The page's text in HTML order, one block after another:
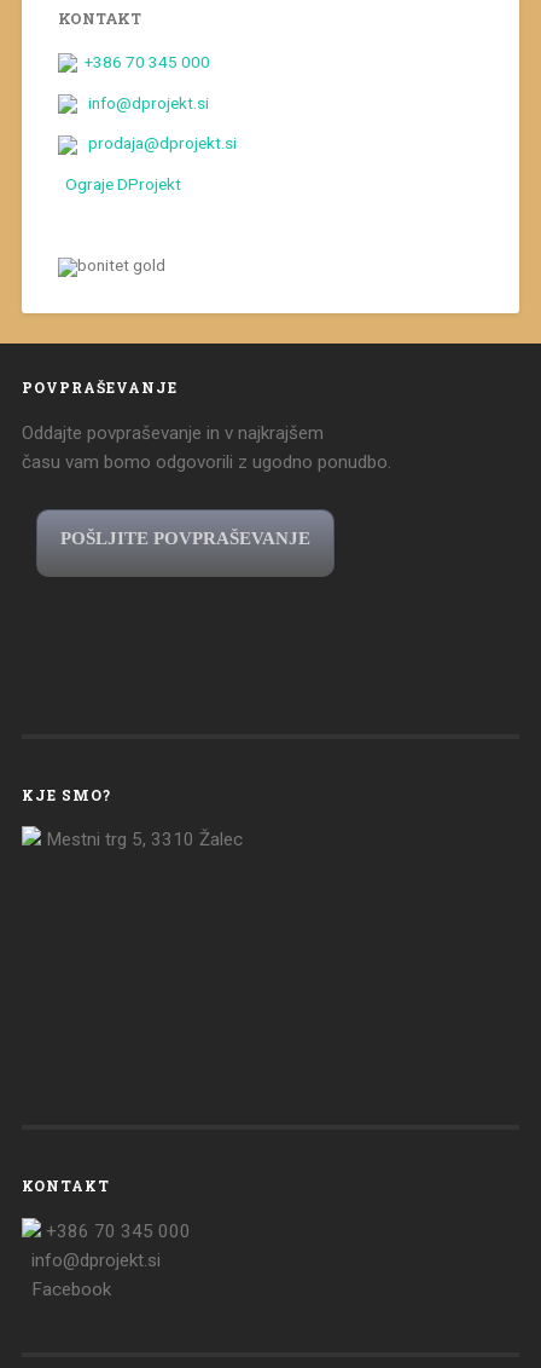
KONTAKT
+386 70 345 000
info@dprojekt.si
prodaja@dprojekt.si
Ograje DProjekt
POVPRAŠEVANJE
Oddajte povpraševanje in v najkrajšem
času vam bomo odgovorili z ugodno ponudbo.
POŠLJITE POVPRAŠEVANJE
KJE SMO?
Mestni trg 5, 3310 Žalec
KONTAKT
+386 70 345 000
info@dprojekt.si
Facebook